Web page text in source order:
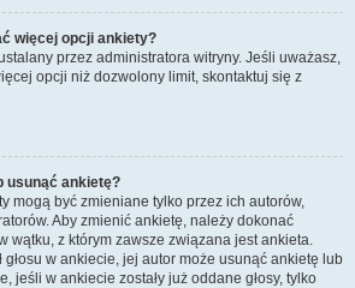
więcej opcji ankiety?
przez administratora witryny. Jeśli uważasz,
opcji niż dozwolony limit, skontaktuj się z
usunąć ankietę?
mogą być zmieniane tylko przez ich autorów,
Aby zmienić ankietę, należy dokonać
wątku, z którym zawsze związana jest ankieta.
głosu w ankiecie, jej autor może usunąć ankietę lub
jeśli w ankiecie zostały już oddane głosy, tylko